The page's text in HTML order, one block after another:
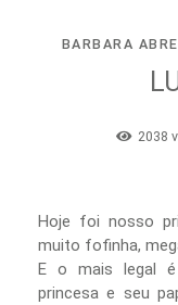
BARBARA
2038
Hoje foi nosso
muito fofinha,
E o mais legal é
princesa e seu